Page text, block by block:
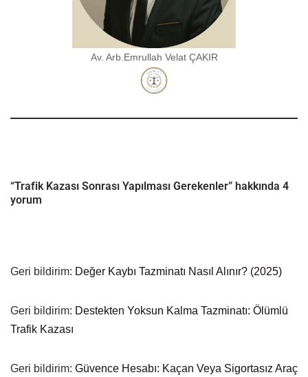
Av. Arb.Emrullah Velat ÇAKIR
“Trafik Kazası Sonrası Yapılması Gerekenler” hakkında 4
yorum
Geri bildirim: Değer Kaybı Tazminatı Nasıl Alınır? (2025)
Geri bildirim: Destekten Yoksun Kalma Tazminatı: Ölümlü
Trafik Kazası
Geri bildirim: Güvence Hesabı: Kaçan Veya Sigortasız Araç